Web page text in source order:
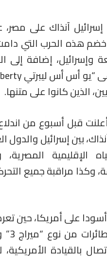
آنذاك على
هذه الحرب التي
وإسرائيل، إضافة إلى
الذين كانوا على متنها.
قبل أسبوع من
بين إسرائيل
الإقليمية
وكذا مراقبة جميع
8 يونيو 1967، يوما أسودا على
بالقيادة